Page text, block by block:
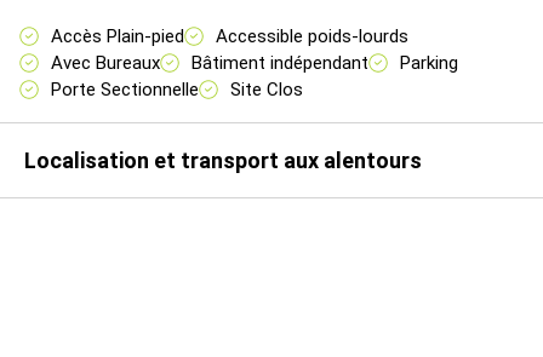
Parkings n.c. n.c.
Accès Plain-pied
Accessible poids-lourds
Avec Bureaux
Bâtiment indépendant
Parking
Porte Sectionnelle
Site Clos
Localisation et transport aux alentours